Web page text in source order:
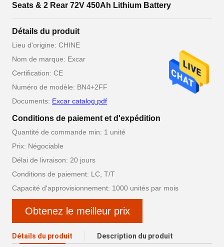
Seats & 2 Rear 72V 450Ah Lithium Battery
Détails du produit
Lieu d'origine: CHINE
Nom de marque: Excar
Certification: CE
Numéro de modèle: BN4+2FF
Documents: Excar catalog.pdf
Conditions de paiement et d'expédition
Quantité de commande min: 1 unité
Prix: Négociable
Délai de livraison: 20 jours
Conditions de paiement: LC, T/T
Capacité d'approvisionnement: 1000 unités par mois
Obtenez le meilleur prix
Détails du produit Description du produit